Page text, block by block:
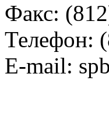
Факс:
Телефон:
E-mail: